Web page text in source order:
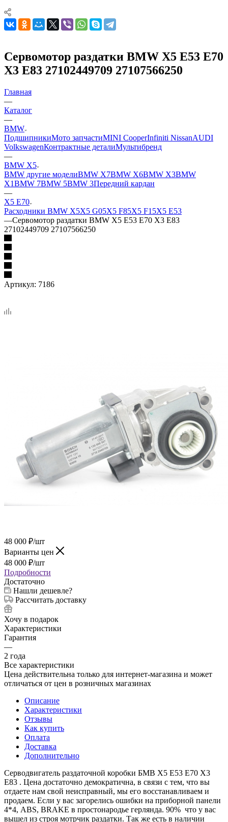
Сервомотор раздатки BMW X5 E53 E70
X3 E83 27102449709 27107566250
Главная
—
Каталог
—
BMW
ПодшипникиМото запчастиMINI CooperInfiniti NissanAUDI
VolkswagenКонтрактные деталиМультибренд
—
BMW X5
BMW другие моделиBMW X7BMW X6BMW X3BMW
X1BMW 7BMW 5BMW 3Передний кардан
—
X5 E70
Расходники BMW X5X5 G05X5 F85X5 F15X5 E53
—Сервомотор раздатки BMW X5 E53 E70 X3 E83
27102449709 27107566250
Артикул: 7186
48 000 ₽/шт
Варианты цен
48 000 ₽/шт
Подробности
Достаточно
Нашли дешевле?
Рассчитать доставку
Хочу в подарок
Характеристики
Гарантия
—
2 года
Все характеристики
Цена действительна только для интернет-магазина и может
отличаться от цен в розничных магазинах
Описание
Характеристики
Отзывы
Как купить
Оплата
Доставка
Дополнительно
Серводвигатель раздаточной коробки БМВ Х5 Е53 Е70 Х3
Е83 . Цена достаточно демократична, в связи с тем, что вы
отдаете нам свой неисправный, мы его восстанавливаем и
продаем. Если у вас загорелись ошибки на приборной панели
4*4, ABS, BRAKE в простонародье герлянда. 90% что у вас
вышел из строя мотрчик раздатки. Так же есть в наличии